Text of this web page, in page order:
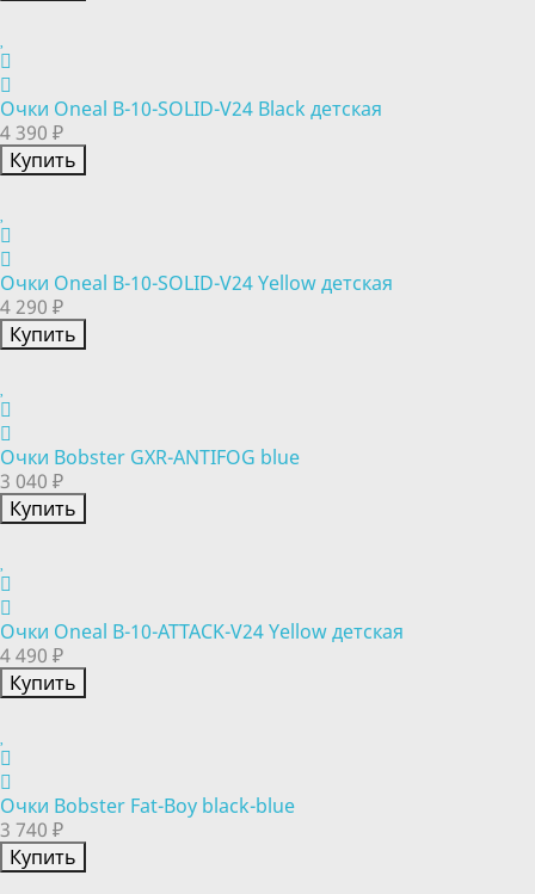
Очки Oneal B-10-SOLID-V24 Black детская
4 390 ₽
Купить
Очки Oneal B-10-SOLID-V24 Yellow детская
4 290 ₽
Купить
Очки Bobster GXR-ANTIFOG blue
3 040 ₽
Купить
Очки Oneal B-10-ATTACK-V24 Yellow детская
4 490 ₽
Купить
Очки Bobster Fat-Boy black-blue
3 740 ₽
Купить